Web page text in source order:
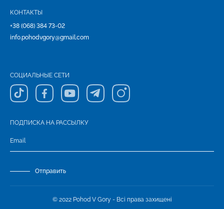
КОНТАКТЫ
+38 (068) 384 73-02
info.pohodvgory@gmail.com
СОЦИАЛЬНЫЕ СЕТИ
ПОДПИСКА НА РАССЫЛКУ
Отправить
© 2022 Pohod V Gory - Всі права захищені